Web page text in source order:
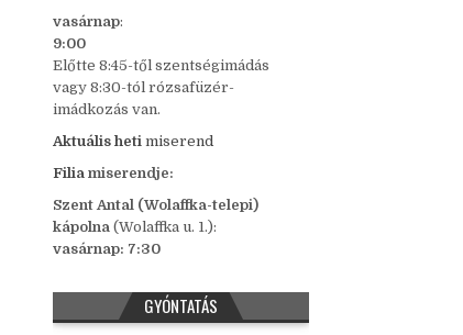
vasárnap:
9:00
Előtte 8:45-től szentségimádás
vagy 8:30-tól rózsafüzér-
imádkozás van.
Aktuális heti miserend
Filia miserendje:
Szent Antal (Wolaffka-telepi)
kápolna (Wolaffka u. 1.):
vasárnap: 7:30
GYÓNTATÁS